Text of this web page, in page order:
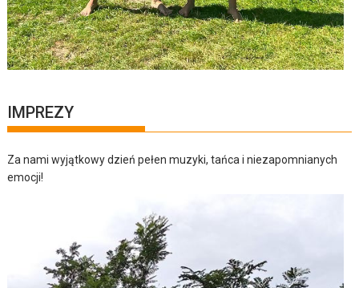
IMPREZY
Za nami wyjątkowy dzień pełen muzyki, tańca i niezapomnianych
emocji!